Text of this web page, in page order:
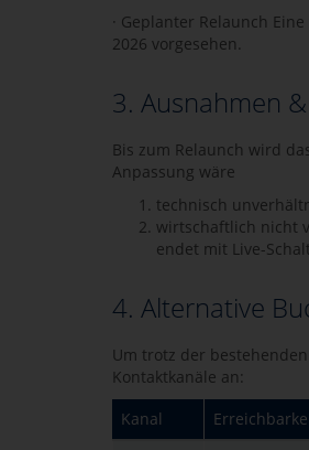
· Geplanter Relaunch
2026 vorgesehen.
3. Ausnahmen
Bis zum Relaunch wird
Anpassung wäre
technisch
wirtschaftlich nicht
endet mit Live-
4. Alternative
Um trotz der
Kontaktkanäle an:
Kanal